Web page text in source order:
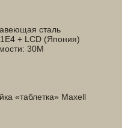
сталь
+ LCD (Япония)
30М
«таблетка» Maxell